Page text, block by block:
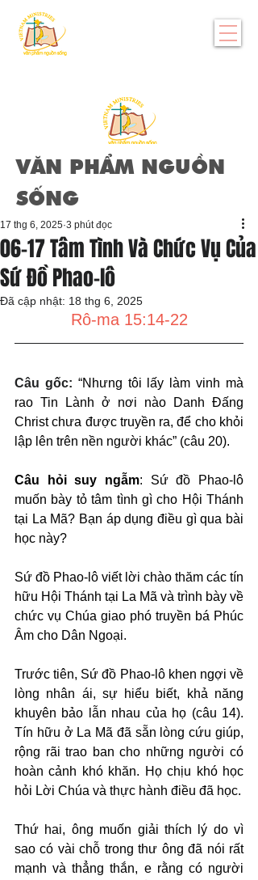
VĂN PHẨM NGUỒN
SỐNG
06-17 Tâm Tình Và Chức Vụ Của
Sứ Đồ Phao-lô
17 thg 6, 2025 3 phút đọc
Đã cập nhật: 18 thg 6, 2025
Rô-ma 15:14-22
Câu gốc: “Nhưng tôi lấy làm vinh mà
rao Tin Lành ở nơi nào Danh Đấng
Christ chưa được truyền ra, để cho khỏi
lập lên trên nền người khác” (câu 20).
Câu hỏi suy ngẫm: Sứ đồ Phao-lô
muốn bày tỏ tâm tình gì cho Hội Thánh
tại La Mã? Bạn áp dụng điều gì qua bài
học này?
Sứ đồ Phao-lô viết lời chào thăm các tín
hữu Hội Thánh tại La Mã và trình bày về
chức vụ Chúa giao phó truyền bá Phúc
Âm cho Dân Ngoại.
Trước tiên, Sứ đồ Phao-lô khen ngợi về
lòng nhân ái, sự hiểu biết, khả năng
khuyên bảo lẫn nhau của họ (câu 14).
Tín hữu ở La Mã đã sẵn lòng cứu giúp,
rộng rãi trao ban cho những người có
hoàn cảnh khó khăn. Họ chịu khó học
hỏi Lời Chúa và thực hành điều đã học.
Thứ hai, ông muốn giải thích lý do vì
sao có vài chỗ trong thư ông đã nói rất
mạnh và thẳng thắn, e rằng có người